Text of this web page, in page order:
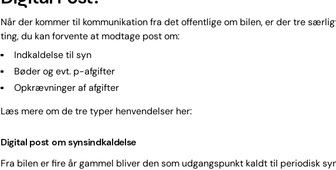
Når der kommer til kommunikation fra det offentlige om bilen, er der tre
ting, du kan forvente at modtage post om:
Indkaldelse til syn
Bøder og evt. p-afgifter
Opkrævninger af afgifter
Læs mere om de tre typer henvendelser her:
Digital post om synsindkaldelse
Fra bilen er fire år gammel bliver den som udgangspunkt kaldt til periodisk